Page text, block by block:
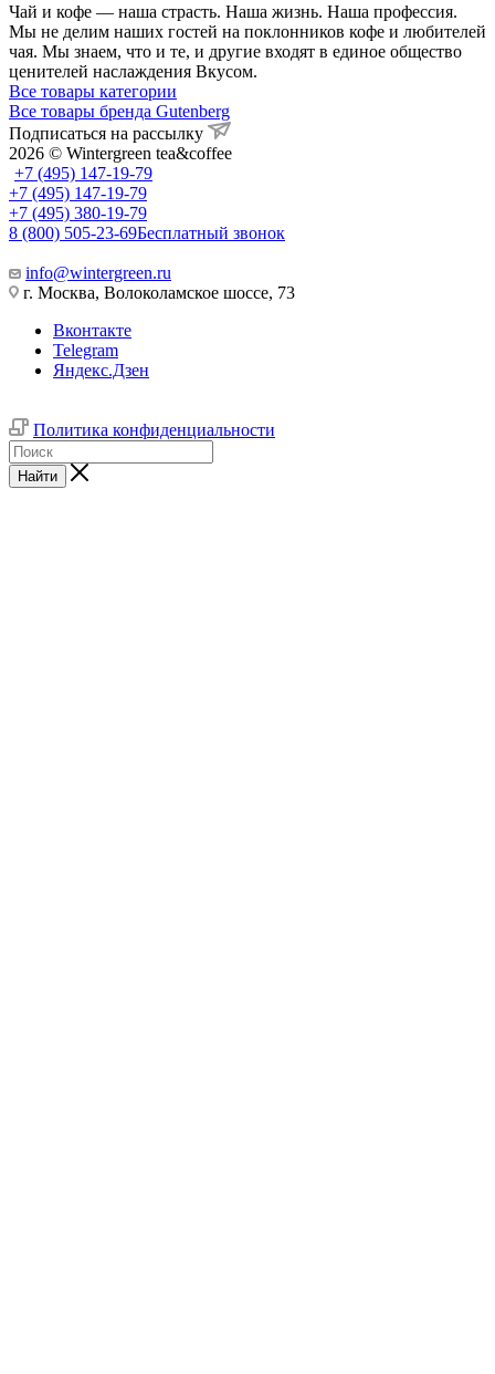
Чай и кофе — наша страсть. Наша жизнь. Наша профессия.
Мы не делим наших гостей на поклонников кофе и любителей
чая. Мы знаем, что и те, и другие входят в единое общество
ценителей наслаждения Вкусом.
Все товары категории
Все товары бренда Gutenberg
Подписаться на рассылку
2026 © Wintergreen tea&coffee
+7 (495) 147-19-79
+7 (495) 147-19-79
+7 (495) 380-19-79
8 (800) 505-23-69Бесплатный звонок
info@wintergreen.ru
г. Москва, Волоколамское шоссе, 73
Вконтакте
Telegram
Яндекс.Дзен
Политика конфиденциальности
Найти